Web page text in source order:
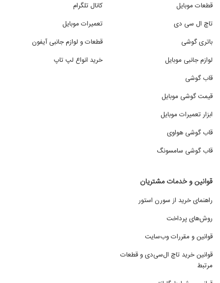
قطعات موبایل
تاچ ال سی دی
باتری گوشی
لوازم جانبی موبایل
قاب گوشی
قیمت گوشی موبایل
ابزار تعمیرات موبایل
قاب گوشی هواوی
قاب گوشی سامسونگ
کانال تلگرام
تعمیرات موبایل
قطعات و لوازم جانبی آیفون
خرید انواع لپ تاپ
قوانین و خدمات مشتریان
راهنمای خرید از سورن استور
روش‌های پرداخت
قوانین و مقررات وب‌سایت
قوانین خرید تاچ ال‌سی‌دی و قطعات
مرتبط